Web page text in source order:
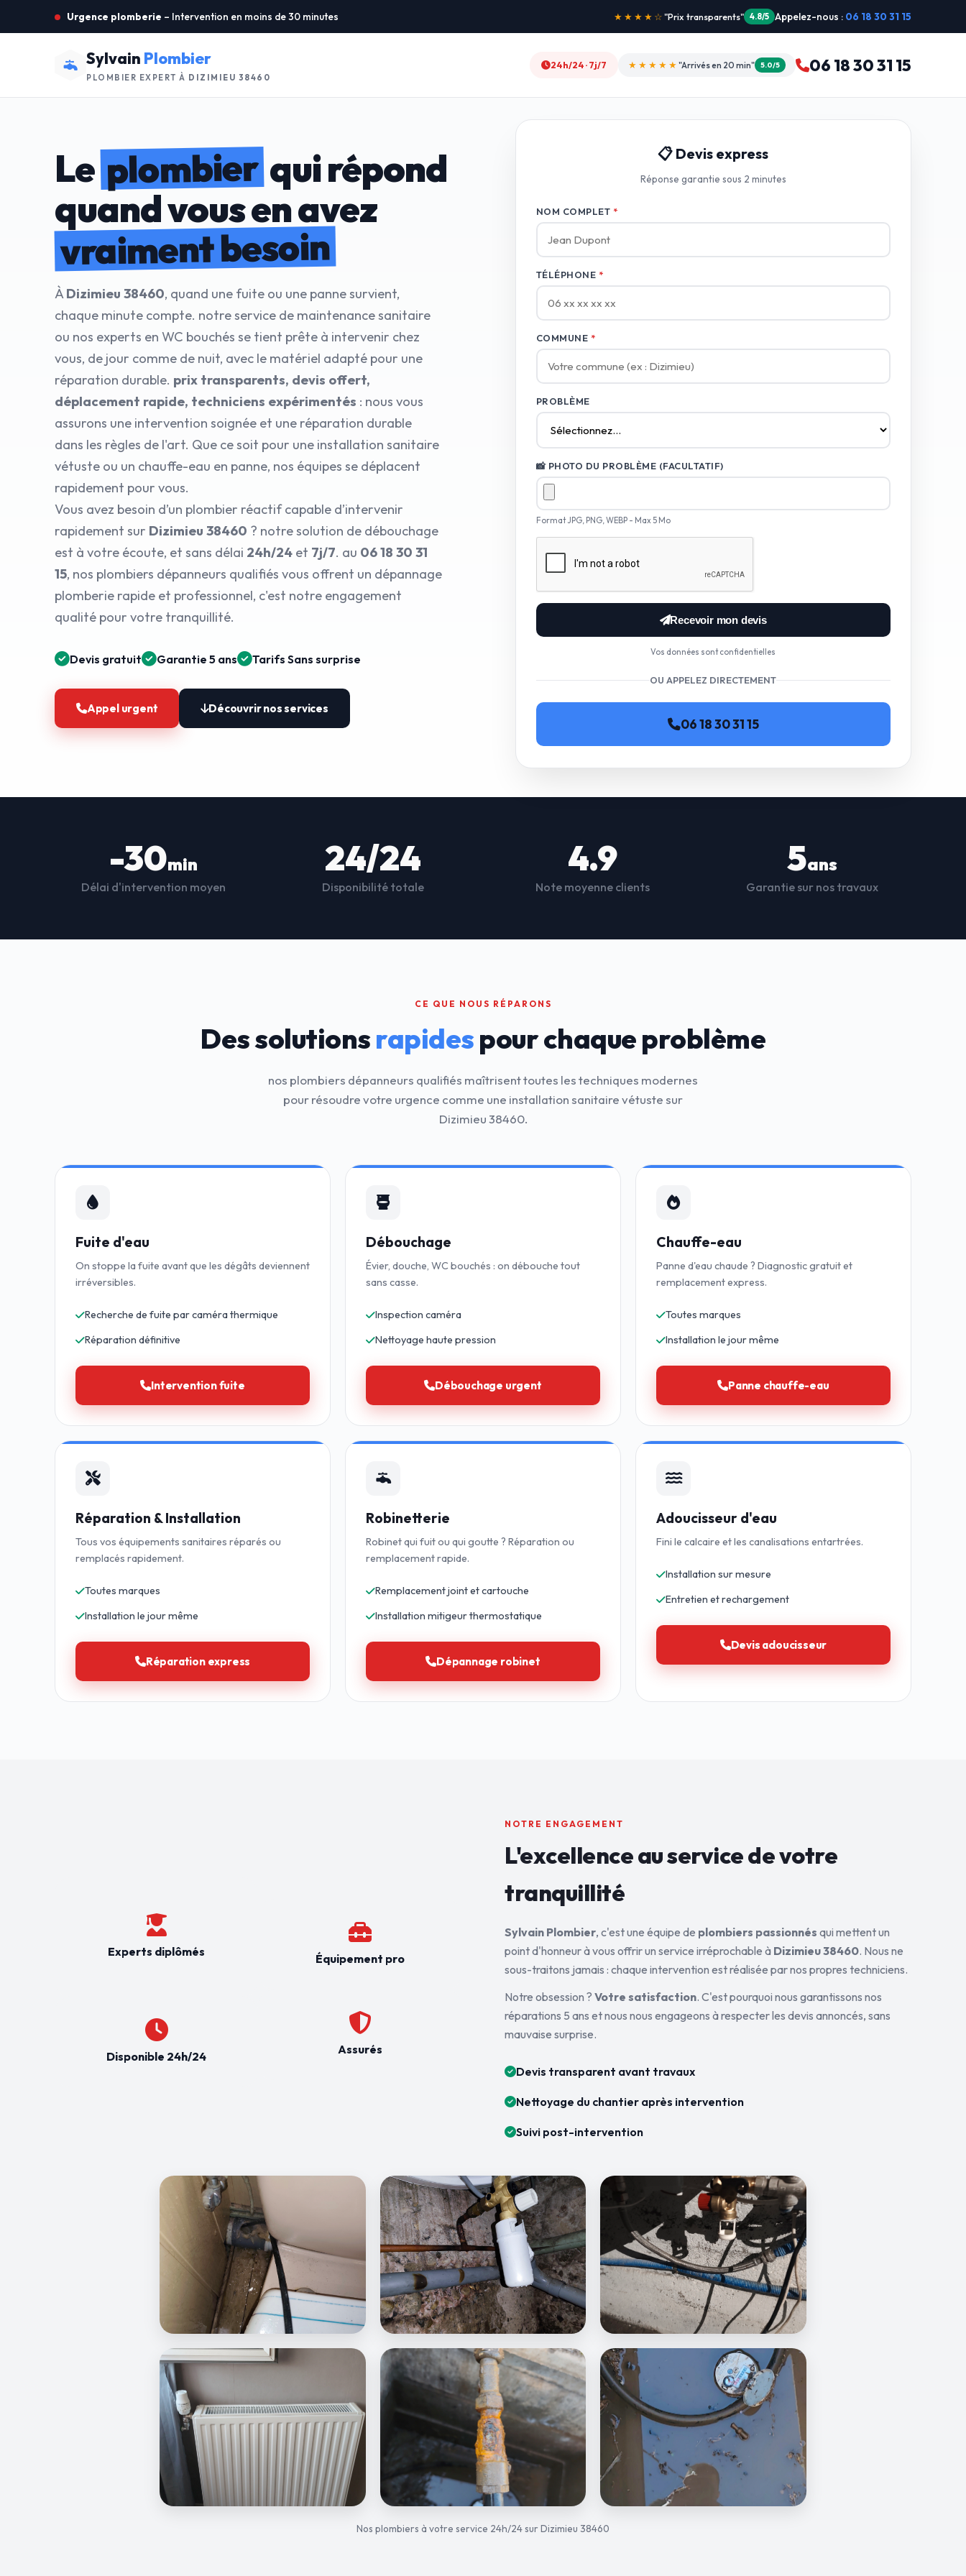
Urgence plomberie – Intervention en moins de 30 minutes ★★★★★ "Intervention dimanche" 5.0/5 Appelez-nous : 06 18 30 31 15
Sylvain Plombier
PLOMBIER EXPERT À DIZIMIEU 38460
24h/24 · 7j/7 ★★★★★ "Arrivés en 20 min" 5.0/5 06 18 30 31 15
Leplombierqui répond
quand vous en avez
vraiment besoin
ÀDizimieu 38460, quand une fuite ou une panne survient,
chaque minute compte. notre service de maintenance sanitaire
ou nos experts en WC bouchés se tient prête à intervenir chez
vous, de jour comme de nuit, avec le matériel adapté pour une
réparation durable. prix transparents, devis offert,
déplacement rapide, techniciens expérimentés : nous vous
assurons une intervention soignée et une réparation durable
dans les règles de l'art. Que ce soit pour une installation sanitaire
vétuste ou un chauffe-eau en panne, nos équipes se déplacent
rapidement pour vous.
Vous avez besoin d’un plombier réactif capable d’intervenir
rapidement sur Dizimieu 38460 ? notre solution de débouchage
est à votre écoute, et sans délai 24h/24 et 7j/7. au 06 18 30 31
15, nos plombiers dépanneurs qualifiés vous offrent un dépannage
plomberie rapide et professionnel, c'est notre engagement
qualité pour votre tranquillité.
Devis gratuit Garantie 5 ans Tarifs Sans surprise
Appel urgent Découvrir nos services
📋 Devis express
Réponse garantie sous 2 minutes
NOM COMPLET *
TÉLÉPHONE *
COMMUNE *
PROBLÈME
📸 PHOTO DU PROBLÈME (FACULTATIF)
Format JPG, PNG, WEBP - Max 5 Mo
Recevoir mon devis
Vos données sont confidentielles
OU APPELEZ DIRECTEMENT
06 18 30 31 15
-30min
Délai d'intervention moyen
24/24
Disponibilité totale
4.9
Note moyenne clients
5ans
Garantie sur nos travaux
CE QUE NOUS RÉPARONS
Des solutionsrapidespour chaque problème
nos plombiers dépanneurs qualifiés maîtrisent toutes les techniques modernes
pour résoudre votre urgence comme une installation sanitaire vétuste sur
Dizimieu 38460.
Fuite d'eau
On stoppe la fuite avant que les dégâts deviennent
irréversibles.
Recherche de fuite par caméra thermique
Réparation définitive
Intervention fuite
Débouchage
Évier, douche, WC bouchés : on débouche tout
sans casse.
Inspection caméra
Nettoyage haute pression
Débouchage urgent
Chauffe-eau
Panne d'eau chaude ? Diagnostic gratuit et
remplacement express.
Toutes marques
Installation le jour même
Panne chauffe-eau
Réparation & Installation
Tous vos équipements sanitaires réparés ou
remplacés rapidement.
Toutes marques
Installation le jour même
Réparation express
Robinetterie
Robinet qui fuit ou qui goutte ? Réparation ou
remplacement rapide.
Remplacement joint et cartouche
Installation mitigeur thermostatique
Dépannage robinet
Adoucisseur d'eau
Fini le calcaire et les canalisations entartrées.
Installation sur mesure
Entretien et rechargement
Devis adoucisseur
Experts diplômés
Disponible 24h/24
Équipement pro
Assurés
NOTRE ENGAGEMENT
L'excellence au service devotre
tranquillité
Sylvain Plombier, c'est une équipe de plombiers passionnés qui mettent un
point d'honneur à vous offrir un service irréprochable à Dizimieu 38460. Nous ne
sous-traitons jamais : chaque intervention est réalisée par nos propres techniciens.
Notre obsession ? Votre satisfaction. C'est pourquoi nous garantissons nos
réparations 5 ans et nous nous engageons à respecter les devis annoncés, sans
mauvaise surprise.
Devis transparent avant travaux
Nettoyage du chantier après intervention
Suivi post-intervention
Nos plombiers à votre service 24h/24 sur Dizimieu 38460